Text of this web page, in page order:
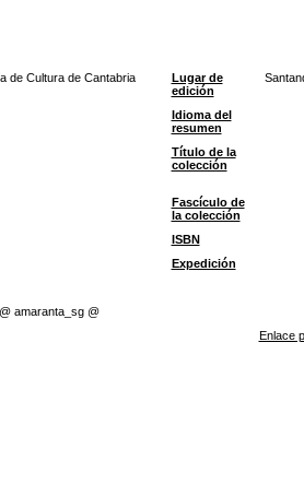
de Cultura de Cantabria
Lugar de
edición
Idioma del
resumen
Título de la
colección
Fascículo de
la colección
ISBN
Expedición
amaranta_sg @
Enlace